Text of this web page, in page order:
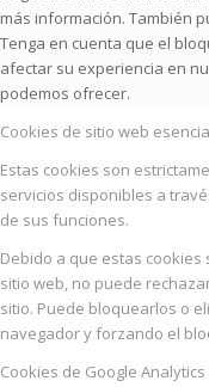
más información. También
Tenga en cuenta que el
afectar su experiencia en
podemos ofrecer.
Cookies de sitio web
Estas cookies son
servicios disponibles a
de sus funciones.
Debido a que estas
sitio web, no puede
sitio. Puede bloquearlos o
navegador y forzando el
Cookies de Google Analytics